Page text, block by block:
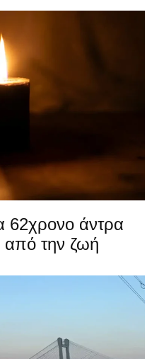
62χρονο άντρα
από την ζωή